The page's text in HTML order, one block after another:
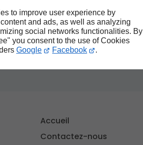
to improve user experience by
and ads, as well as analyzing
social networks functionalities. By
you consent to the use of Cookies
Google Facebook .
Accueil
Contactez-nous